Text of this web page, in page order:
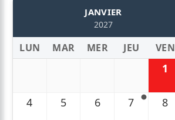
JANVIER
2027
LUN MAR MER JEU VEN
1
4 5 6 7 8